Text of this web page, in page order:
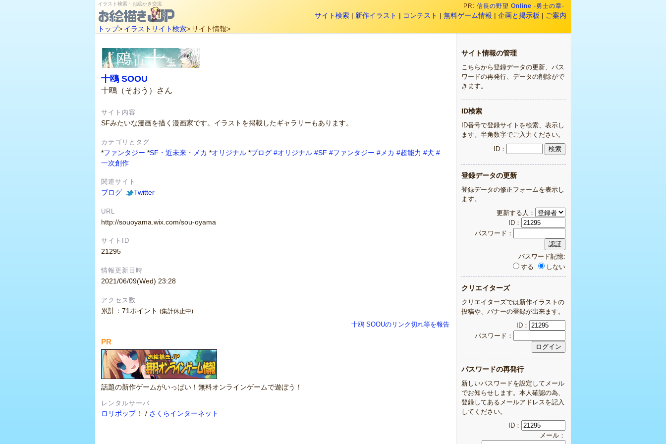
イラスト検索・お絵かき交流 PR: 信長の野望 Online -勇士の章-
サイト検索 | 新作イラスト | コンテスト | 無料ゲーム情報 | 企画と掲示板 | ご案内
トップ> イラストサイト検索>サイト情報>
十鴎 SOOU
十鴎（そおう）さん
サイト内容
SFみたいな漫画を描く漫画家です。イラストを掲載したギャラリーもあります。
カテゴリとタグ
*ファンタジー *SF・近未来・メカ *オリジナル *ブログ #オリジナル #SF #ファンタジー #メカ #超能力 #犬 #
一次創作
関連サイト
ブログ Twitter
URL
http://souoyama.wix.com/sou-oyama
サイトID
21295
情報更新日時
2021/06/09(Wed) 23:28
アクセス数
累計：71ポイント (集計休止中)
十鴎 SOOUのリンク切れ等を報告
PR
話題の新作ゲームがいっぱい！無料オンラインゲームで遊ぼう！
レンタルサーバ
ロリポップ！ / さくらインターネット
サイト情報の管理
こちらから登録データの更新、パス
ワードの再発行、データの削除がで
きます。
ID検索
ID番号で登録サイトを検索、表示し
ます。半角数字でご入力ください。
ID：
登録データの更新
登録データの修正フォームを表示し
ます。
更新する人：
ID：
パスワード：
パスワード記憶:
する
しない
クリエイターズ
クリエイターズでは新作イラストの
投稿や、バナーの登録が出来ます。
ID：
パスワード：
パスワードの再発行
新しいパスワードを設定してメール
でお知らせします。本人確認の為、
登録してあるメールアドレスを記入
してください。
ID：
メール：